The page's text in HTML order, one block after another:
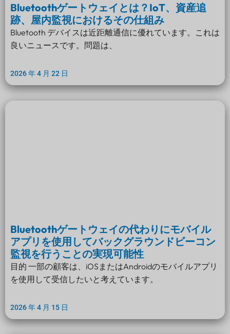
Bluetoothゲートウェイとは？IoT、資産追
跡、屋内監視におけるその仕組み
Bluetooth デバイスは近距離通信に優れています。これは
良いニュースです。問題は、
2026 年 4 月 22 日
Bluetoothゲートウェイの代わりにモバイル
アプリを使用してバックグラウンドビーコン
監視を行うことの実現可能性
目的 一部の顧客は、iOSまたはAndroidのモバイルアプリ
を使用して受信したいと考えています。
2026 年 4 月 15 日